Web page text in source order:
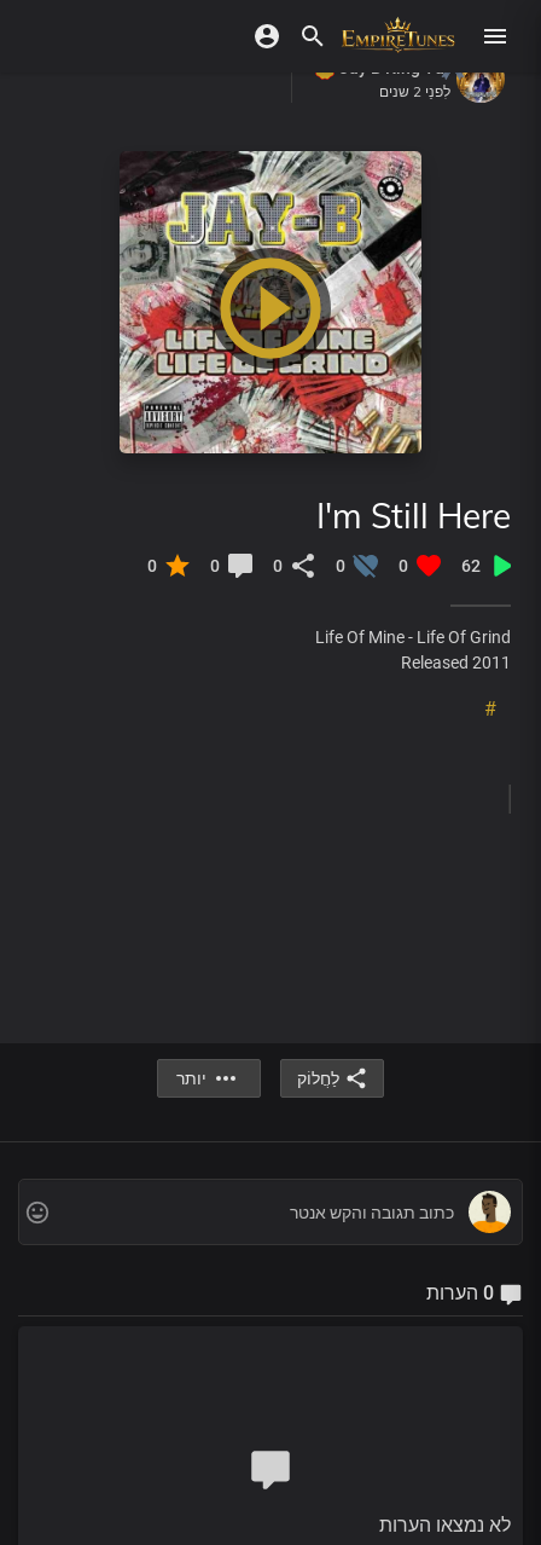
לִפנֵי 2 שנים
I'm Still Here
62
0
0
0
0
0
Life Of Mine - Life Of Grind
Released 2011
#
לַחֲלוֹק יותר
לא נמצאו הערות